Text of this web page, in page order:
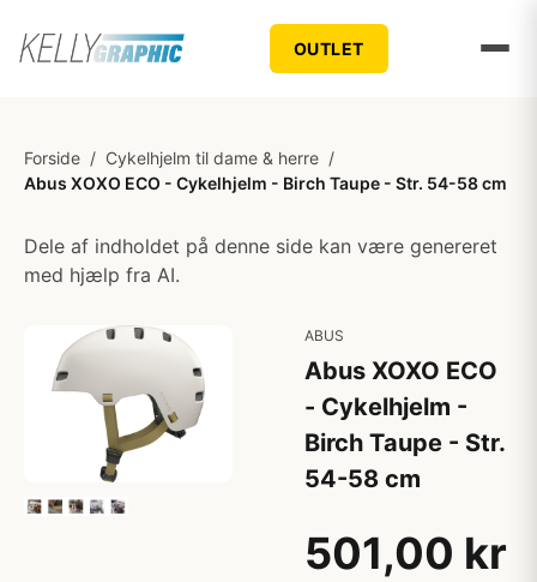
OUTLET
Forside / Cykelhjelm til dame & herre /
Abus XOXO ECO - Cykelhjelm - Birch Taupe - Str. 54-58 cm
Dele af indholdet på denne side kan være genereret
med hjælp fra AI.
ABUS
Abus XOXO ECO
- Cykelhjelm -
Birch Taupe - Str.
54-58 cm
501,00 kr